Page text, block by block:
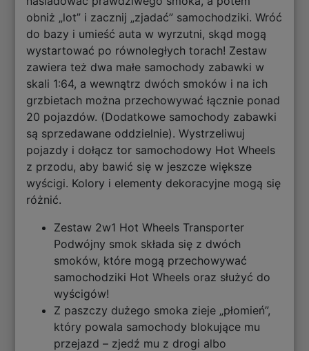
obniż „lot” i zacznij „zjadać” samochodziki. Wróć
do bazy i umieść auta w wyrzutni, skąd mogą
wystartować po równoległych torach! Zestaw
zawiera też dwa małe samochody zabawki w
skali 1:64, a wewnątrz dwóch smoków i na ich
grzbietach można przechowywać łącznie ponad
20 pojazdów. (Dodatkowe samochody zabawki
są sprzedawane oddzielnie). Wystrzeliwuj
pojazdy i dołącz tor samochodowy Hot Wheels
z przodu, aby bawić się w jeszcze większe
wyścigi. Kolory i elementy dekoracyjne mogą się
różnić.
Zestaw 2w1 Hot Wheels Transporter
Podwójny smok składa się z dwóch
smoków, które mogą przechowywać
samochodziki Hot Wheels oraz służyć do
wyścigów!
Z paszczy dużego smoka zieje „płomień”,
który powala samochody blokujące mu
przejazd – zjedź mu z drogi albo